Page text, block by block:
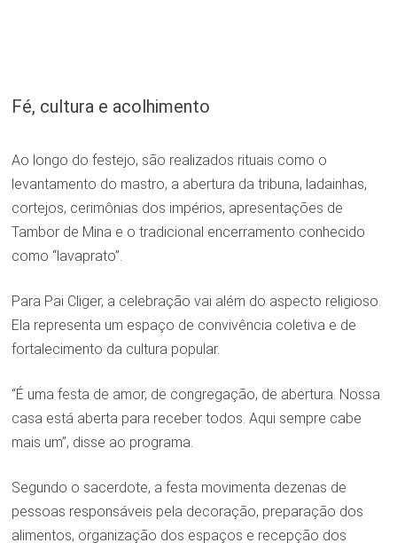
Fé, cultura e acolhimento
Ao longo do festejo, são realizados rituais como o
levantamento do mastro, a abertura da tribuna, ladainhas,
cortejos, cerimônias dos impérios, apresentações de
Tambor de Mina e o tradicional encerramento conhecido
como “lavaprato”.
Para Pai Cliger, a celebração vai além do aspecto religioso.
Ela representa um espaço de convivência coletiva e de
fortalecimento da cultura popular.
“É uma festa de amor, de congregação, de abertura. Nossa
casa está aberta para receber todos. Aqui sempre cabe
mais um”, disse ao programa.
Segundo o sacerdote, a festa movimenta dezenas de
pessoas responsáveis pela decoração, preparação dos
alimentos, organização dos espaços e recepção dos